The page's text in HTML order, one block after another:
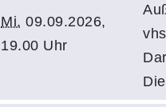
Mi. 09.09.2026,
19.00 Uhr
vhs